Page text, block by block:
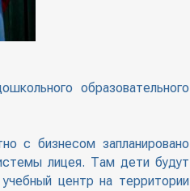
образовательного
с бизнесом запланировано
лицея. Там дети будут
центр на территории